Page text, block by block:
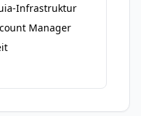
Infrastruktur
Manager